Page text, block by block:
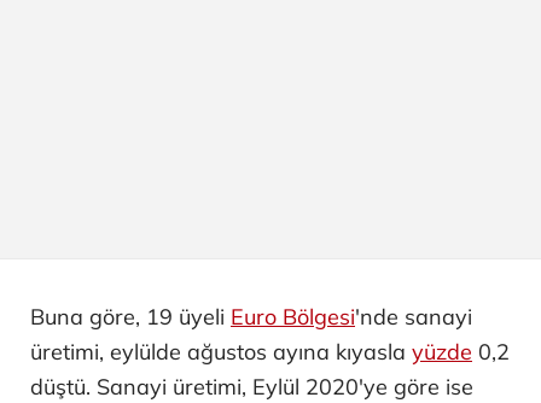
Buna göre, 19 üyeli Euro Bölgesi'nde sanayi
üretimi, eylülde ağustos ayına kıyasla yüzde 0,2
düştü. Sanayi üretimi, Eylül 2020'ye göre ise